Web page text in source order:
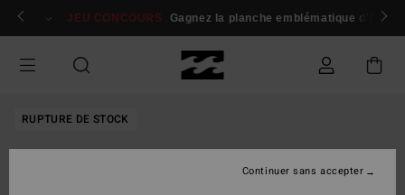
Passer
Se connecter / s'inscrire
JEU CONCOURS Gagnez la planche emblématique d'Andy
RUPTURE DE STOCK
Continuer sans accepter